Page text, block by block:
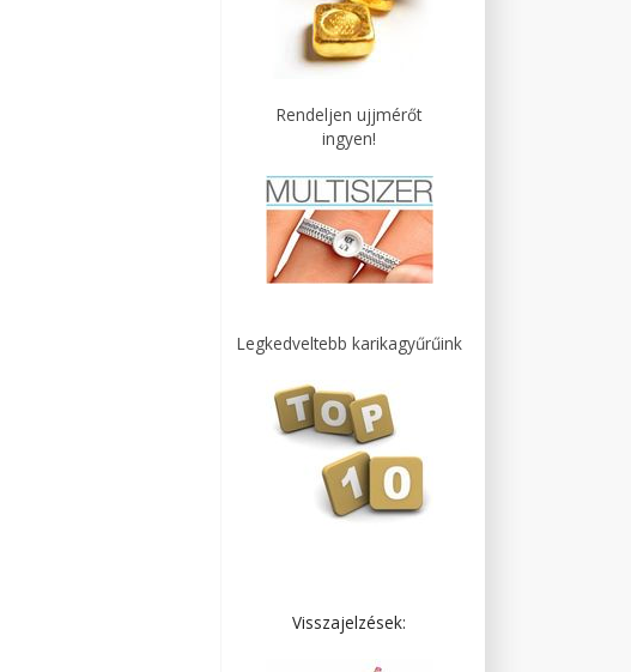
Rendeljen ujjmérőt
ingyen!
Legkedveltebb karikagyűrűink
Visszajelzések: